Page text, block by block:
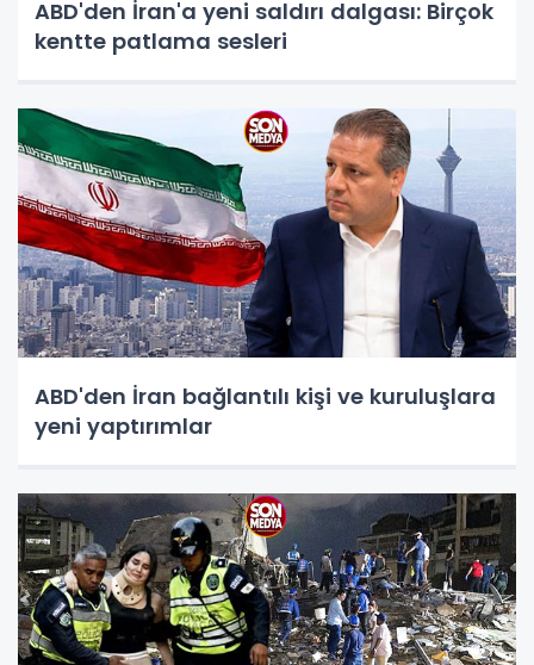
ABD'den İran'a yeni saldırı dalgası: Birçok
kentte patlama sesleri
ABD'den İran bağlantılı kişi ve kuruluşlara
yeni yaptırımlar